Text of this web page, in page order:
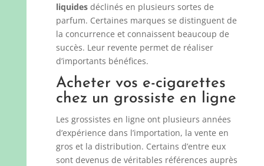
liquides déclinés en plusieurs sortes de
parfum. Certaines marques se distinguent de
la concurrence et connaissent beaucoup de
succès. Leur revente permet de réaliser
d’importants bénéfices.
Acheter vos e-cigarettes
chez un grossiste en ligne
Les grossistes en ligne ont plusieurs années
d’expérience dans l’importation, la vente en
gros et la distribution. Certains d’entre eux
sont devenus de véritables références auprès